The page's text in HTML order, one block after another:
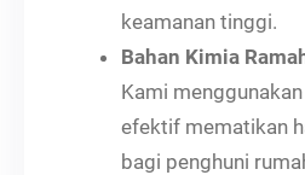
keamanan tinggi.
Bahan Kimia
Kami
efektif mematikan
bagi penghuni